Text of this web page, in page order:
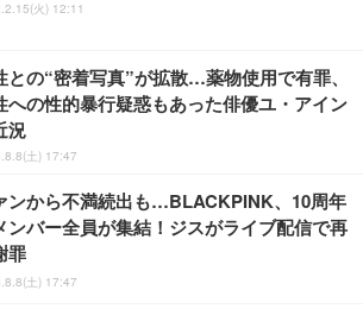
火) 12:11
との“密着写真”が拡散…薬物使用で有罪、
への性的暴行疑惑もあった俳優ユ・アイン
況
土) 17:47
ンから不満続出も…BLACKPINK、10周年
ンバー全員が集結！ジスがライブ配信で再
罪
土) 17:47